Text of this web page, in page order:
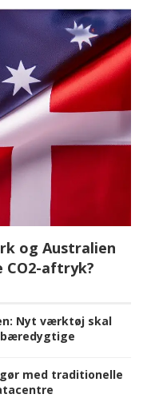
og Australien
CO2-aftryk?
Nyt værktøj skal
bæredygtige
med traditionelle